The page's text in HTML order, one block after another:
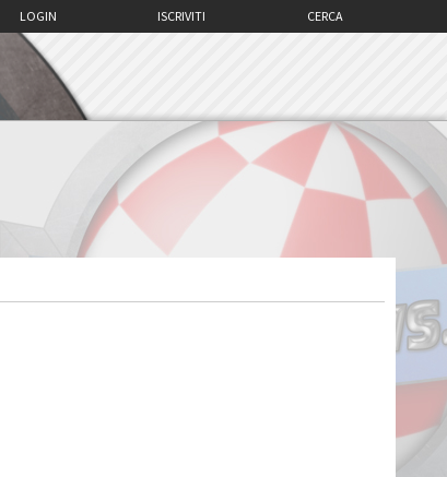
CERCA
ISCRIVITI
LOGIN